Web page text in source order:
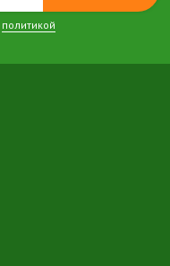
политикой